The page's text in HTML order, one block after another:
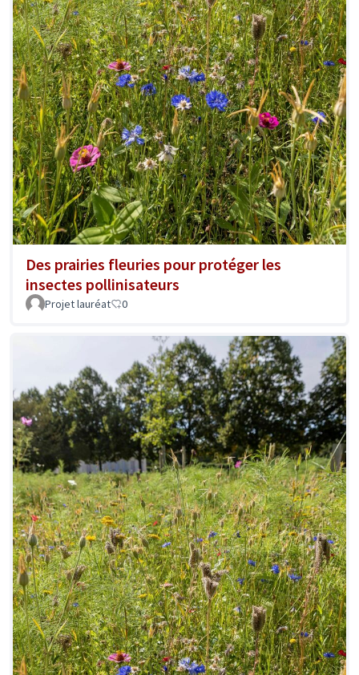
Des prairies fleuries pour protéger les
insectes pollinisateurs
Projet lauréat 0